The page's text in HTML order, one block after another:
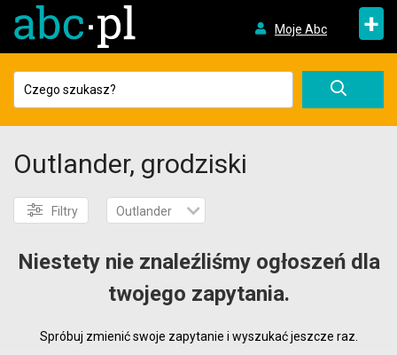
Moje Abc +
Outlander, grodziski
Filtry Outlander
Niestety nie znaleźliśmy ogłoszeń dla
twojego zapytania.
Spróbuj zmienić swoje zapytanie i wyszukać jeszcze raz.